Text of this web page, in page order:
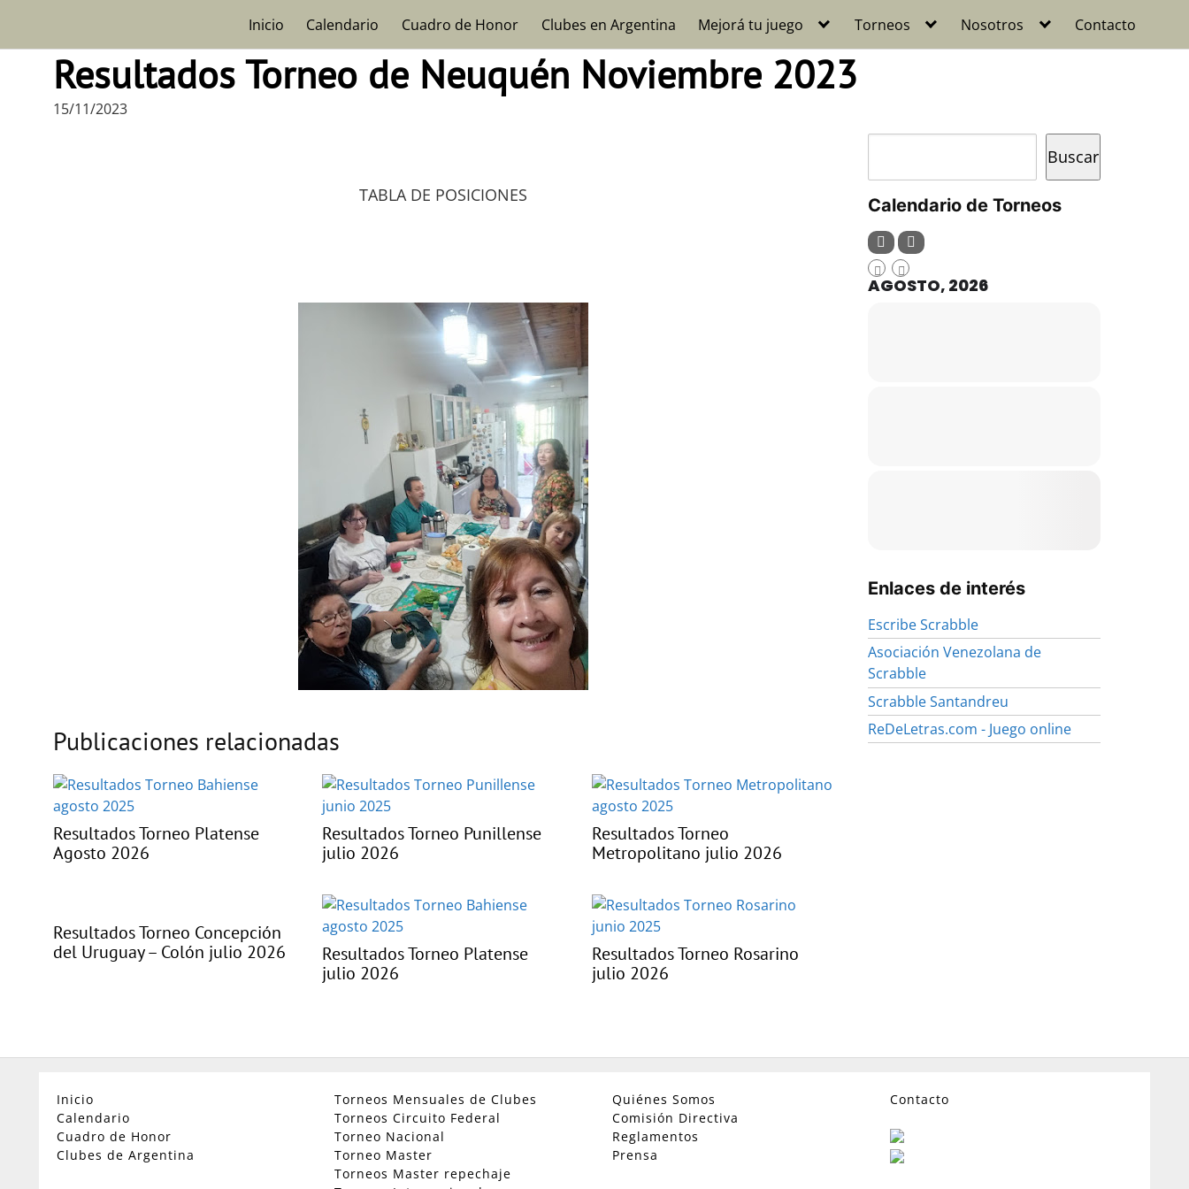
content
Inicio Calendario Cuadro de Honor Clubes en Argentina Mejorá tu juego Torneos Nosotros Contacto
Resultados Torneo de Neuquén Noviembre 2023
15/11/2023
TABLA DE POSICIONES
Publicaciones relacionadas
Resultados Torneo Platense
Agosto 2026
Resultados Torneo Punillense
julio 2026
Resultados Torneo
Metropolitano julio 2026
Resultados Torneo Concepción
del Uruguay – Colón julio 2026
Resultados Torneo Platense
julio 2026
Resultados Torneo Rosarino
julio 2026
Buscar
Calendario de Torneos
AGOSTO, 2026
Enlaces de interés
Escribe Scrabble
Asociación Venezolana de
Scrabble
Scrabble Santandreu
ReDeLetras.com - Juego online
Inicio
Calendario
Cuadro de Honor
Clubes de Argentina
Torneos Mensuales de Clubes
Torneos Circuito Federal
Torneo Nacional
Torneo Master
Torneos Master repechaje
Quiénes Somos
Comisión Directiva
Reglamentos
Prensa
Contacto